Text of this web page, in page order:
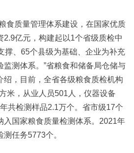
食质量管理体系建设，在国家优质
2.9亿元，构建起以1个省级质检中
撑、65个县级为基础、企业为补充
监测体系。”省粮食和储备局仓储与
绍，目前，全省各级粮食质检机构
米，从业人员501人，仪器设备
共检测样品2.1万个。省市级17个
入国家粮食质量检测体系。2021年
任务5773个。